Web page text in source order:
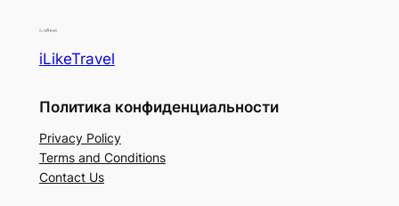
iLikeTravel
Политика конфиденциальности
Privacy Policy
Terms and Conditions
Contact Us